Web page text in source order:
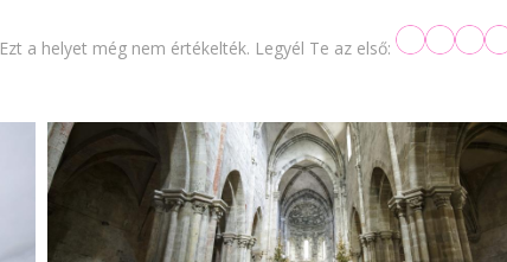
Ezt a helyet még nem értékelték. Legyél Te az első: